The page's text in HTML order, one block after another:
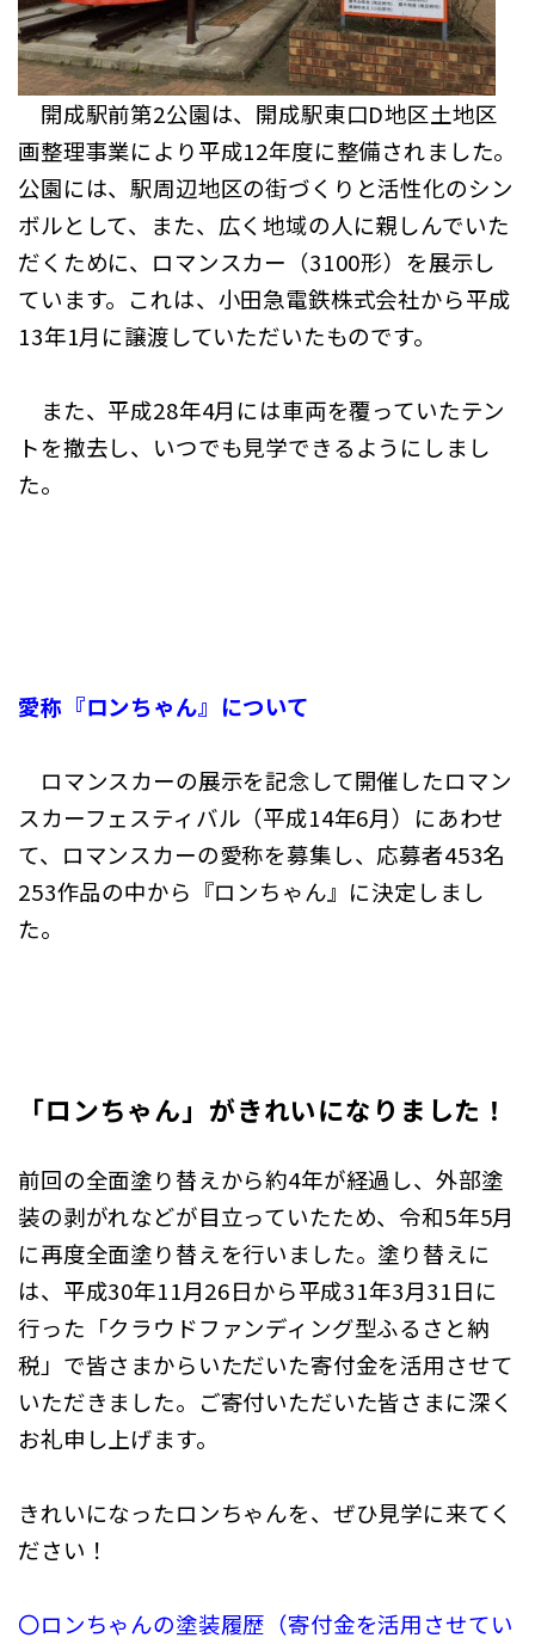
開成駅前第2公園は、開成駅東口D地区土地区
画整理事業により平成12年度に整備されました。
公園には、駅周辺地区の街づくりと活性化のシン
ボルとして、また、広く地域の人に親しんでいた
だくために、ロマンスカー（3100形）を展示し
ています。これは、小田急電鉄株式会社から平成
13年1月に譲渡していただいたものです。
また、平成28年4月には車両を覆っていたテン
トを撤去し、いつでも見学できるようにしまし
た。
愛称『ロンちゃん』について
ロマンスカーの展示を記念して開催したロマン
スカーフェスティバル（平成14年6月）にあわせ
て、ロマンスカーの愛称を募集し、応募者453名
253作品の中から『ロンちゃん』に決定しまし
た。
「ロンちゃん」がきれいになりました！
前回の全面塗り替えから約4年が経過し、外部塗
装の剥がれなどが目立っていたため、令和5年5月
に再度全面塗り替えを行いました。塗り替えに
は、平成30年11月26日から平成31年3月31日に
行った「クラウドファンディング型ふるさと納
税」で皆さまからいただいた寄付金を活用させて
いただきました。ご寄付いただいた皆さまに深く
お礼申し上げます。
きれいになったロンちゃんを、ぜひ見学に来てく
ださい！
〇ロンちゃんの塗装履歴（寄付金を活用させてい